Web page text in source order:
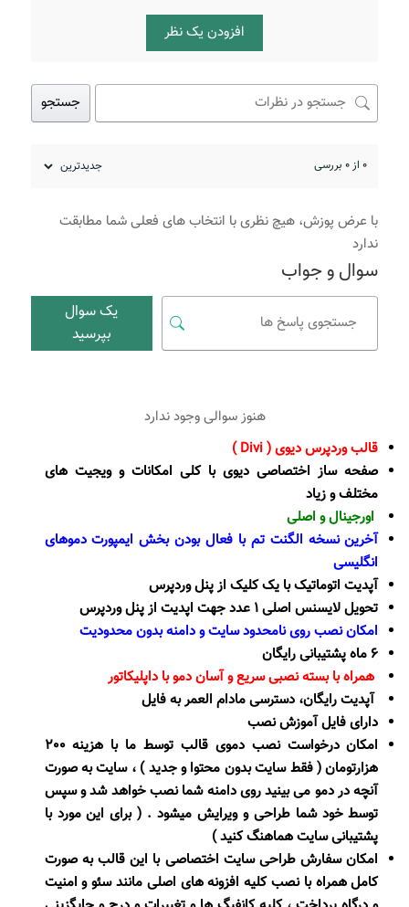
افزودن یک نظر
جستجو
0 از 0 بررسی
با عرض پوزش، هیچ نظری با انتخاب های فعلی شما مطابقت
ندارد
سوال و جواب
یک سوال
بپرسید
هنوز سوالی وجود ندارد
قالب وردپرس دیوی ( Divi )
صفحه ساز اختصاصی دیوی با کلی امکانات و ویجیت های
مختلف و زیاد
اورجینال و اصلی
آخرین نسخه الگنت تم با فعال بودن بخش ایمپورت دموهای
انگلیسی
آپدیت اتوماتیک با یک کلیک از پنل وردپرس
تحویل لایسنس اصلی 1 عدد جهت اپدیت از پنل وردپرس
امکان نصب روی نامحدود سایت و دامنه بدون محدودیت
6 ماه پشتیبانی رایگان
همراه با بسته نصبی سریع و آسان دمو با داپلیکاتور
آپدیت رایگان، دسترسی مادام العمر به فایل
دارای فایل آموزش نصب
امکان درخواست نصب دموی قالب توسط ما با هزینه 200
هزارتومان ( فقط سایت بدون محتوا و جدید ) ، سایت به صورت
آنچه در دمو می بینید روی دامنه شما نصب خواهد شد و سپس
توسط خود شما طراحی و ویرایش میشود . ( برای این مورد با
پشتیبانی سایت هماهنگ کنید )
امکان سفارش طراحی سایت اختصاصی با این قالب به صورت
کامل همراه با نصب کلیه افزونه های اصلی مانند سئو و امنیت